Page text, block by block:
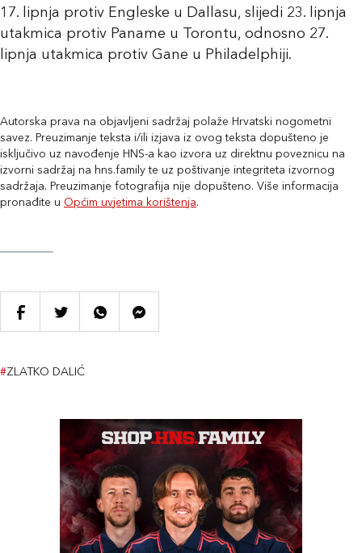
17. lipnja protiv Engleske u Dallasu, slijedi 23. lipnja
utakmica protiv Paname u Torontu, odnosno 27.
lipnja utakmica protiv Gane u Philadelphiji.
Autorska prava na objavljeni sadržaj polaže Hrvatski nogometni
savez. Preuzimanje teksta i/ili izjava iz ovog teksta dopušteno je
isključivo uz navođenje HNS-a kao izvora uz direktnu poveznicu na
izvorni sadržaj na hns.family te uz poštivanje integriteta izvornog
sadržaja. Preuzimanje fotografija nije dopušteno. Više informacija
pronađite u Općim uvjetima korištenja.
#ZLATKO DALIĆ